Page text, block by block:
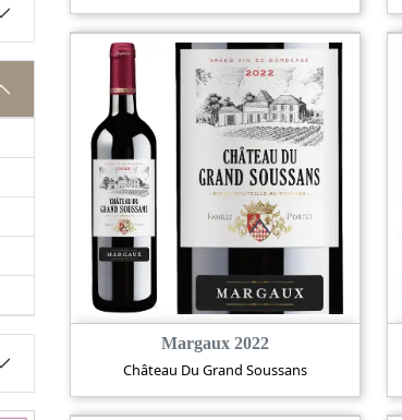
Margaux 2022
Château Du Grand Soussans